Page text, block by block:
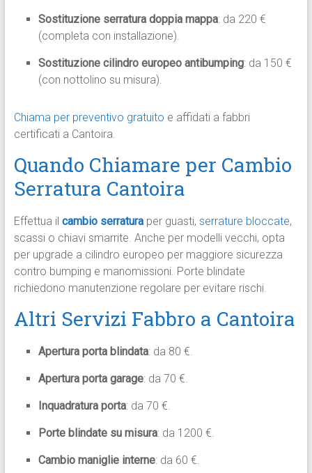
Sostituzione serratura doppia mappa: da 220 €
(completa con installazione).​
Sostituzione cilindro europeo antibumping: da 150 €
(con nottolino su misura).​
Chiama per preventivo gratuito e affidati a fabbri
certificati a Cantoira.​
Quando Chiamare per Cambio
Serratura Cantoira
Effettua il cambio serraturaper guasti, serrature bloccate,
scassi o chiavi smarrite. Anche per modelli vecchi, opta
per upgrade a cilindro europeo per maggiore sicurezza
contro bumping e manomissioni. Porte blindate
richiedono manutenzione regolare per evitare rischi.​
Altri Servizi Fabbro a Cantoira
Apertura porta blindata: da 80 €.​
Apertura porta garage: da 70 €.​
Inquadratura porta: da 70 €.​
Porte blindate su misura: da 1200 €.​
Cambio maniglie interne: da 60 €.​